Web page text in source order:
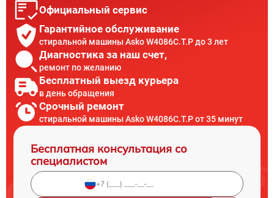
Официальный сервис
Гарантийное обслуживание
стиральной машины Asko W4086C.T.P до 3 лет
Диагностика за наш счет,
ремонт по желанию
Бесплатный выезд курьера
в день обращения
Срочный ремонт
стиральной машины Asko W4086C.T.P от 35 минут
Бесплатная консультация со
специалистом